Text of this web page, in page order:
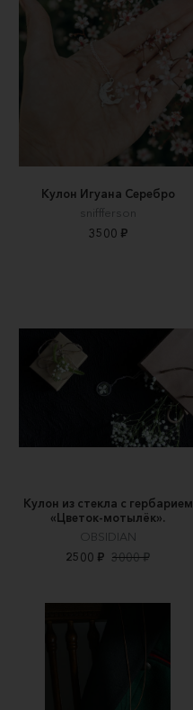
Кулон Игуана Серебро
sniffferson
3500 ₽
Кулон из стекла с гербарием
«Цветок-мотылёк».
OBSIDIAN
2500 ₽ 3000 ₽